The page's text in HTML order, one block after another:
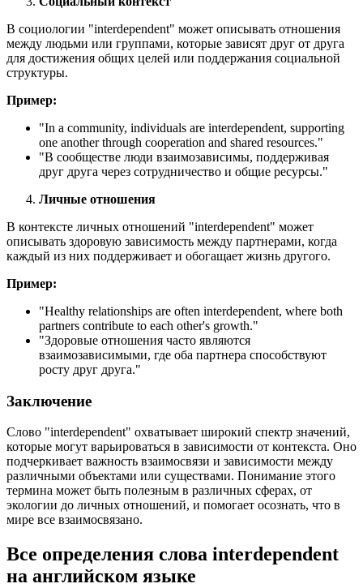
В социологии "interdependent" может описывать отношения
между людьми или группами, которые зависят друг от друга
для достижения общих целей или поддержания социальной
структуры.
Пример:
"In a community, individuals are interdependent, supporting
one another through cooperation and shared resources."
"В сообществе люди взаимозависимы, поддерживая
друг друга через сотрудничество и общие ресурсы."
Личные отношения
В контексте личных отношений "interdependent" может
описывать здоровую зависимость между партнерами, когда
каждый из них поддерживает и обогащает жизнь другого.
Пример:
"Healthy relationships are often interdependent, where both
partners contribute to each other's growth."
"Здоровые отношения часто являются
взаимозависимыми, где оба партнера способствуют
росту друг друга."
Заключение
Слово "interdependent" охватывает широкий спектр значений,
которые могут варьироваться в зависимости от контекста. Оно
подчеркивает важность взаимосвязи и зависимости между
различными объектами или существами. Понимание этого
термина может быть полезным в различных сферах, от
экологии до личных отношений, и помогает осознать, что в
мире все взаимосвязано.
Все определения слова interdependent
на английском языке